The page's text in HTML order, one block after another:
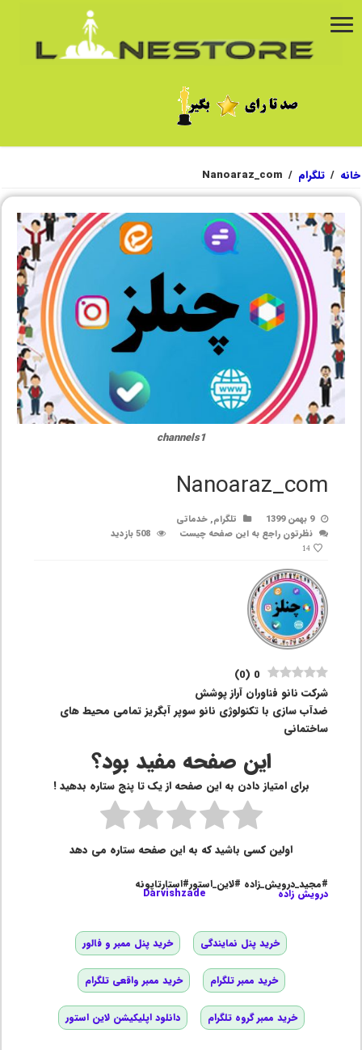
خانه / تلگرام /
Nanoaraz_com
channels1
Nanoaraz_com
9 بهمن 1399 تلگرام,خدماتی
نظرتون راجع به این صفحه چیست
508 بازدید
14
0
(
0
)
شرکت نانو فناوران آراز پوشش
ضدآب سازی با تکنولوژی نانو سوپر آبگریز تمامی محیط های
ساختمانی
این صفحه مفید بود؟
برای امتیاز دادن به این صفحه از یک تا پنج ستاره بدهید !
اولین کسی باشید که به این صفحه ستاره می دهد
#مجید_درویش_زاده #لاین_استور#استارتاپونه
درویش زاده Darvishzade
خرید پنل نمایندگی خرید پنل ممبر و فالور
خرید ممبر تلگرام خرید ممبر واقعی تلگرام
خرید ممبر گروه تلگرام دانلود اپلیکیشن لاین استور